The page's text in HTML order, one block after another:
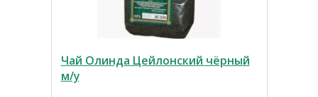
Чай Олинда Цейлонский чёрный
м/у